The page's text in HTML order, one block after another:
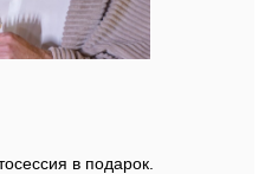
в подарок.